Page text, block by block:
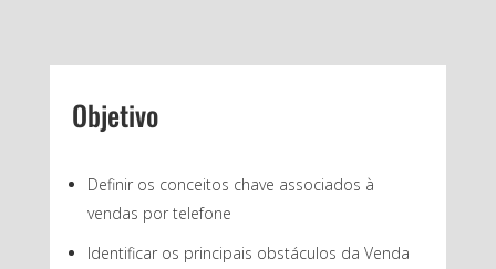
Objetivo
Definir os conceitos chave associados à
vendas por telefone
Identificar os principais obstáculos da Venda